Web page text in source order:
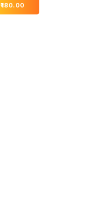
180.00